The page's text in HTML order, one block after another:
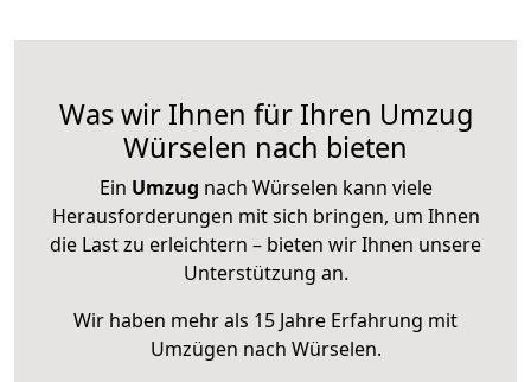
Was wir Ihnen für Ihren Umzug
Würselen nach bieten
Ein Umzug nach Würselen kann viele
Herausforderungen mit sich bringen, um Ihnen
die Last zu erleichtern – bieten wir Ihnen unsere
Unterstützung an.
Wir haben mehr als 15 Jahre Erfahrung mit
Umzügen nach Würselen.